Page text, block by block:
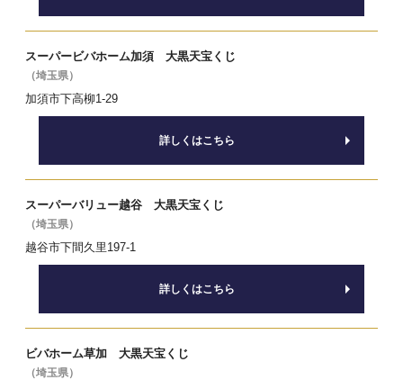
スーパービバホーム加須 大黒天宝くじ
（埼玉県）
加須市下高柳1-29
詳しくはこちら
スーパーバリュー越谷 大黒天宝くじ
（埼玉県）
越谷市下間久里197-1
詳しくはこちら
ビバホーム草加 大黒天宝くじ
（埼玉県）